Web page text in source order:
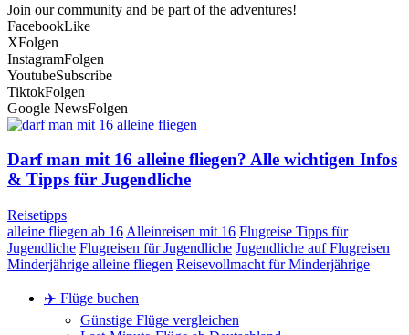
Join our community and be part of the adventures!
FacebookLike
XFolgen
InstagramFolgen
YoutubeSubscribe
TiktokFolgen
Google NewsFolgen
Darf man mit 16 alleine fliegen? Alle wichtigen Infos
& Tipps für Jugendliche
Reisetipps
alleine fliegen ab 16 Alleinreisen mit 16 Flugreise Tipps für
Jugendliche Flugreisen für Jugendliche Jugendliche auf Flugreisen
Minderjährige alleine fliegen Reisevollmacht für Minderjährige
✈️ Flüge buchen
Günstige Flüge vergleichen